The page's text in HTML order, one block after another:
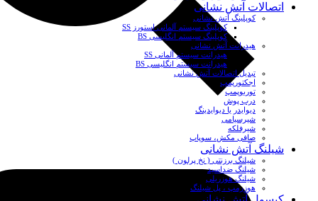
اتصالات آتش نشانی
کوپلینگ آتش نشانی
کوپلینگ سیستم آلمانی استورز SS
کوپلینگ سیستم انگلیسی BS
هیدرانت آتش نشانی
هیدرانت سیستم آلمانی SS
هیدرانت سیستم انگلیسی BS
تبدیل اتصالات آتش نشانی
اجکتورپمپ
توربوپمپ
درب پوش
دیوایدر یا دیوایدینگ
شیرسیامی
شیرفلکه
صافی مکش، سوپاپ
شیلنگ آتش نشانی
شیلنگ برزنتی ( نخ پرلون )
شیلنگ ضداسید
شیلنگ هوزریلی
هوزرمپ ، پل شیلنگ